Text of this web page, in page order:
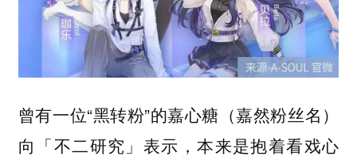
曾有一位“黑转粉”的嘉心糖（嘉然粉丝名）
向「不二研究」表示，本来是抱着看戏心